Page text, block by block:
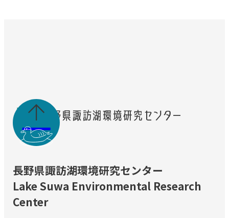

長野県諏訪湖環境研究センター
Lake Suwa Environmental Research
Center